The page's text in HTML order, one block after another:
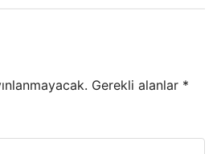
Gerekli alanlar *